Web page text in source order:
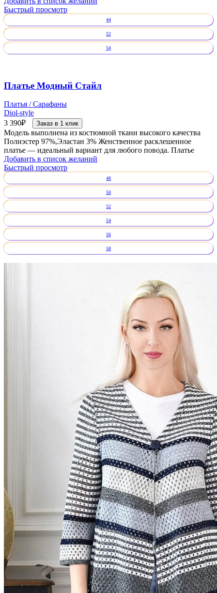
Быстрый просмотр
44
52
54
Платье Модный Стайл
Платья / Сарафаны
Diol-style
3 390₽ Заказ в 1 клик
Модель выполнена из костюмной ткани высокого качества
Полиэстер 97%,Эластан 3% Женственное расклешенное
платье — идеальный вариант для любого повода. Платье
Добавить в список желаний
Быстрый просмотр
48
50
52
54
56
58